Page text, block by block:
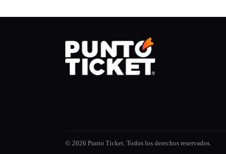
© 2026 Punto Ticket. Todos los derechos reservados.